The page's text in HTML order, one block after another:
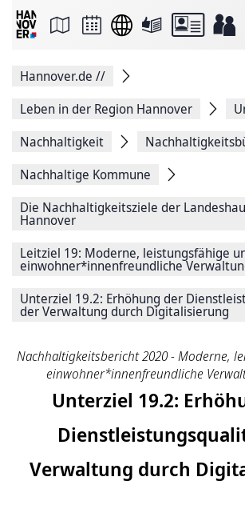
Seite
Facebook
teilen
Seitenlink
Seite
Hannover.de //
Leben in der Region Hannover
Nachhaltigkeit
Nachhaltige Kommune
Die Nachhaltigkeitsziele der
Hannover
Leitziel 19: Moderne, leistungsfähige
einwohner*innenfreundliche
Unterziel 19.2: Erhöhung der
der Verwaltung durch Digitalisierung
Nachhaltigkeitsbericht 2020 - Moderne,
einwohner*innenfreundliche
Unterziel 19.2:
Verwaltung durch